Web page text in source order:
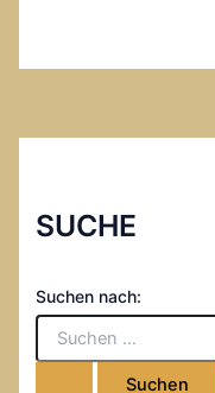
SUCHE
Suchen nach: